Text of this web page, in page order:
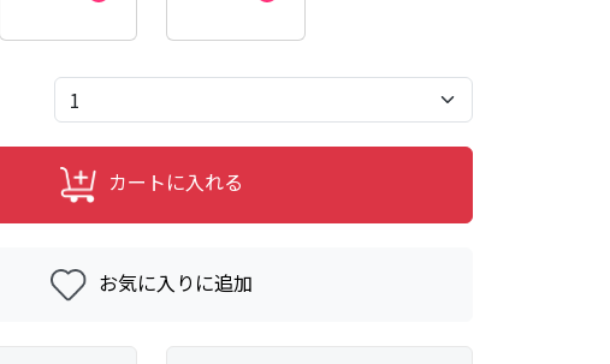
カートに入れる
お気に入りに追加